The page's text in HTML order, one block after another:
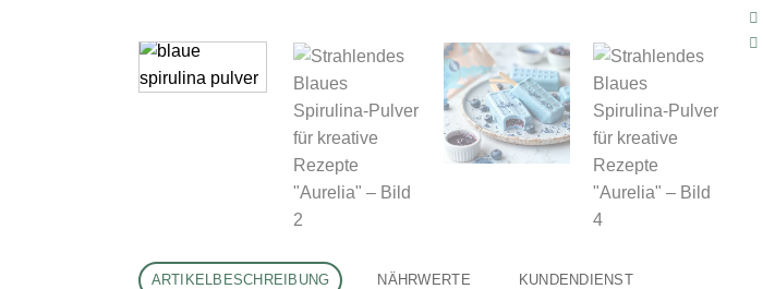
ARTIKELBESCHREIBUNG NÄHRWERTE KUNDENDIENST